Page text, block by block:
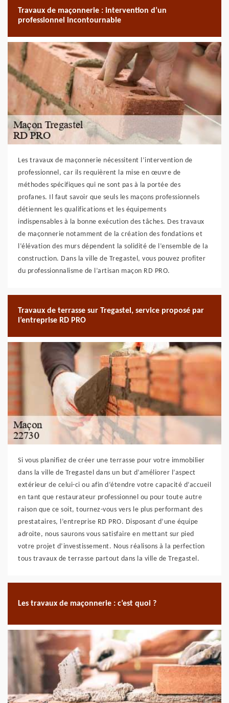
Travaux de maçonnerie : intervention d’un
professionnel incontournable
Les travaux de maçonnerie nécessitent l’intervention de
professionnel, car ils requièrent la mise en œuvre de
méthodes spécifiques qui ne sont pas à la portée des
profanes. Il faut savoir que seuls les maçons professionnels
détiennent les qualifications et les équipements
indispensables à la bonne exécution des tâches. Des travaux
de maçonnerie notamment de la création des fondations et
l’élévation des murs dépendent la solidité de l’ensemble de la
construction. Dans la ville de Tregastel, vous pouvez profiter
du professionnalisme de l’artisan maçon RD PRO.
Travaux de terrasse sur Tregastel, service proposé par
l’entreprise RD PRO
Si vous planifiez de créer une terrasse pour votre immobilier
dans la ville de Tregastel dans un but d’améliorer l’aspect
extérieur de celui-ci ou afin d’étendre votre capacité d’accueil
en tant que restaurateur professionnel ou pour toute autre
raison que ce soit, tournez-vous vers le plus performant des
prestataires, l’entreprise RD PRO. Disposant d’une équipe
adroite, nous saurons vous satisfaire en mettant sur pied
votre projet d’investissement. Nous réalisons à la perfection
tous travaux de terrasse partout dans la ville de Tregastel.
Les travaux de maçonnerie : c’est quoi ?